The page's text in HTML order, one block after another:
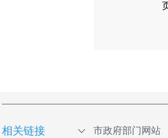
相关链接 市政府部门网站